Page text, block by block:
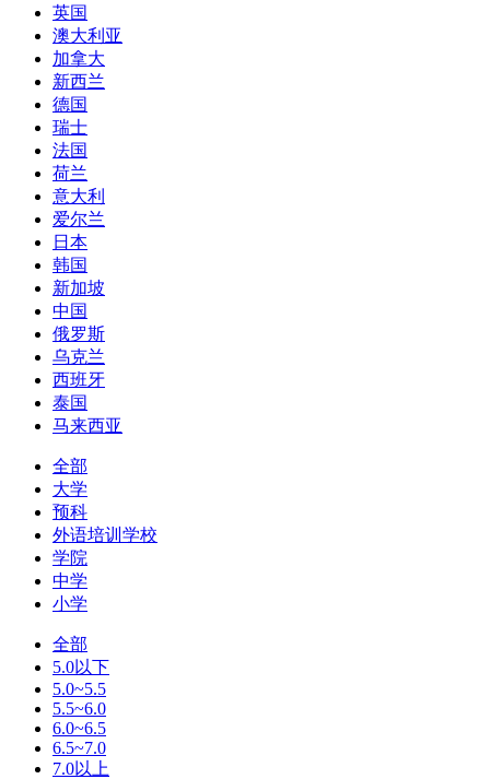
英国
澳大利亚
加拿大
新西兰
德国
瑞士
法国
荷兰
意大利
爱尔兰
日本
韩国
新加坡
中国
俄罗斯
乌克兰
西班牙
泰国
马来西亚
全部
大学
预科
外语培训学校
学院
中学
小学
全部
5.0以下
5.0~5.5
5.5~6.0
6.0~6.5
6.5~7.0
7.0以上